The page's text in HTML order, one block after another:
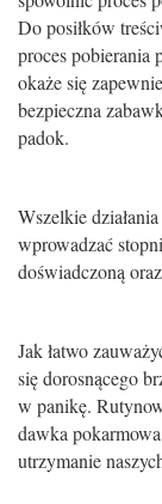
Do posiłków treś
proces pobierania
okaże się
bezpieczna
padok.
Wszelkie dział
wprowadzać
doświadczoną
Jakłatwo zauważy
siędorosnącego
w panikę.
dawka
utrzymanie